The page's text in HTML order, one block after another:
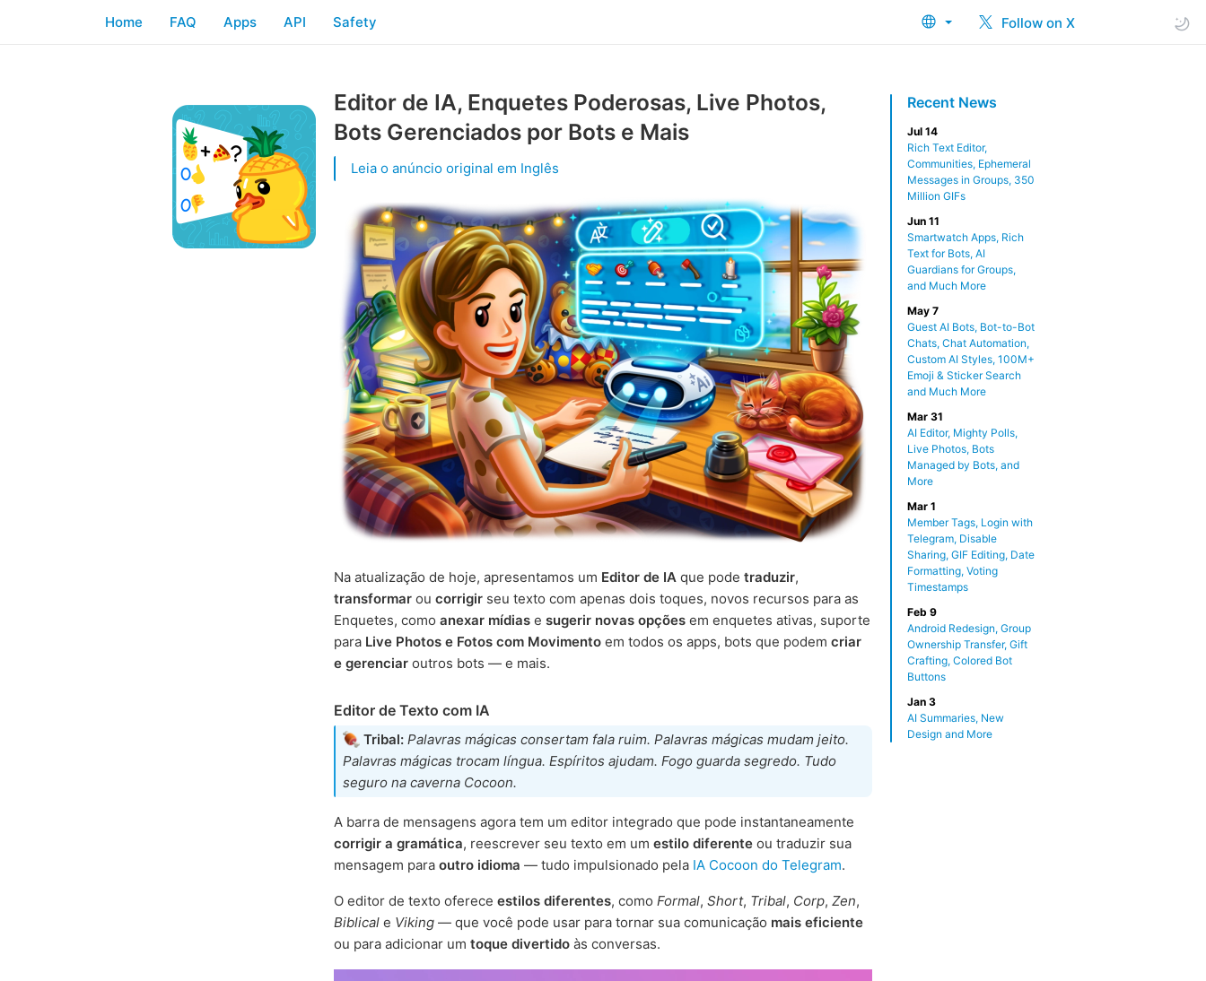
Follow on X
Home FAQ Apps API Safety
Recent News
Jul 14
Rich Text Editor,
Communities, Ephemeral
Messages in Groups, 350
Million GIFs
Jun 11
Smartwatch Apps, Rich
Text for Bots, AI
Guardians for Groups,
and Much More
May 7
Guest AI Bots, Bot-to-Bot
Chats, Chat Automation,
Custom AI Styles, 100M+
Emoji & Sticker Search
and Much More
Mar 31
AI Editor, Mighty Polls,
Live Photos, Bots
Managed by Bots, and
More
Mar 1
Member Tags, Login with
Telegram, Disable
Sharing, GIF Editing, Date
Formatting, Voting
Timestamps
Feb 9
Android Redesign, Group
Ownership Transfer, Gift
Crafting, Colored Bot
Buttons
Jan 3
AI Summaries, New
Design and More
Editor de IA, Enquetes Poderosas, Live Photos,
Bots Gerenciados por Bots e Mais
Leia o anúncio original em Inglês
Na atualização de hoje, apresentamos um Editor de IA que pode traduzir,
transformar ou corrigir seu texto com apenas dois toques, novos recursos para as
Enquetes, como anexar mídias e sugerir novas opções em enquetes ativas, suporte
para Live Photos e Fotos com Movimento em todos os apps, bots que podem criar
e gerenciar outros bots — e mais.
Editor de Texto com IA
Tribal: Palavras mágicas consertam fala ruim. Palavras mágicas mudam jeito.
Palavras mágicas trocam língua. Espíritos ajudam. Fogo guarda segredo. Tudo
seguro na caverna Cocoon.
A barra de mensagens agora tem um editor integrado que pode instantaneamente
corrigir a gramática, reescrever seu texto em um estilo diferente ou traduzir sua
mensagem para outro idioma — tudo impulsionado pela IA Cocoon do Telegram.
O editor de texto oferece estilos diferentes, como Formal, Short, Tribal, Corp, Zen,
Biblical e Viking — que você pode usar para tornar sua comunicação mais eficiente
ou para adicionar um toque divertido às conversas.